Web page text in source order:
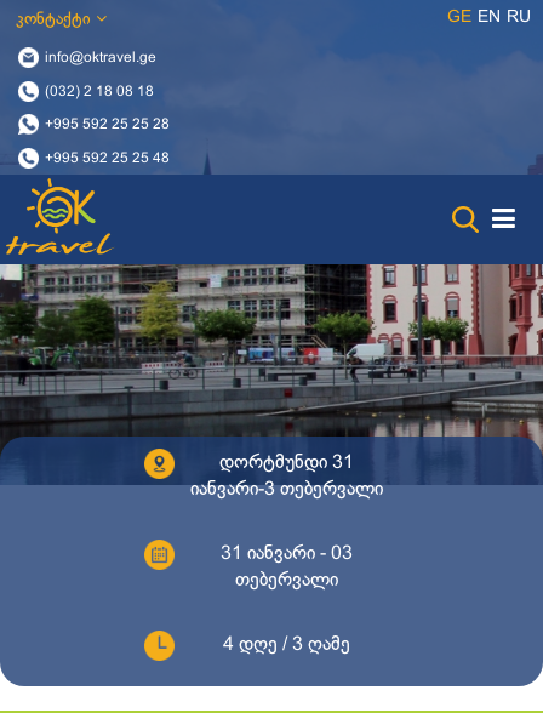
კონტაქტი
info@oktravel.ge
(032) 2 18 08 18
+995 592 25 25 28
+995 592 25 25 48
GE EN RU
დორტმუნდი 31
იანვარი-3 თებერვალი
31 იანვარი - 03
თებერვალი
4 დღე / 3 ღამე